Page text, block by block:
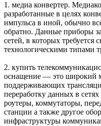
1. медиа конвертер.
разработанные в целях
импульса в иной, обычно
обратно. Данные приборы
сетей, в которых требуется
технологическими типами
2. купить
оснащение — это широкий
поддерживающих
переработку данных в
роутеры, коммутаторы,
станции а также другое
инфраструктуры